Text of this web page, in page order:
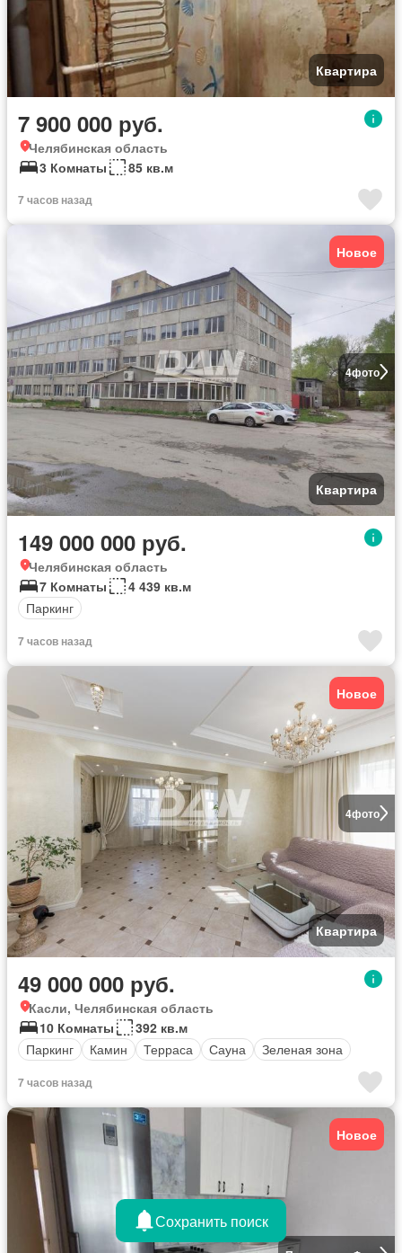
Квартира
7 900 000 руб.
Челябинская область
3 Комнаты
85 кв.м
7 часов назад
4фото
Новое
Квартира
149 000 000 руб.
Челябинская область
7 Комнаты
4 439 кв.м
Паркинг
7 часов назад
4фото
Новое
Квартира
49 000 000 руб.
Касли, Челябинская область
10 Комнаты
392 кв.м
Паркинг
Камин Терраса Сауна Зеленая зона
7 часов назад
Новое
Сохранить поиск